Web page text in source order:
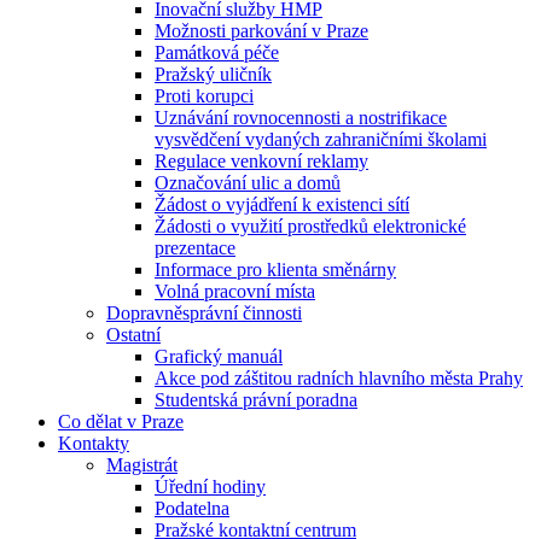
Inovační služby HMP
Možnosti parkování v Praze
Památková péče
Pražský uličník
Proti korupci
Uznávání rovnocennosti a nostrifikace
vysvědčení vydaných zahraničními školami
Regulace venkovní reklamy
Označování ulic a domů
Žádost o vyjádření k existenci sítí
Žádosti o využití prostředků elektronické
prezentace
Informace pro klienta směnárny
Volná pracovní místa
Dopravněsprávní činnosti
Ostatní
Grafický manuál
Akce pod záštitou radních hlavního města Prahy
Studentská právní poradna
Co dělat v Praze
Kontakty
Magistrát
Úřední hodiny
Podatelna
Pražské kontaktní centrum